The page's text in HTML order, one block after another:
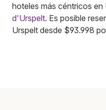
hoteles más céntricos en
d'Urspelt. Es posible
Urspelt desde $93.998